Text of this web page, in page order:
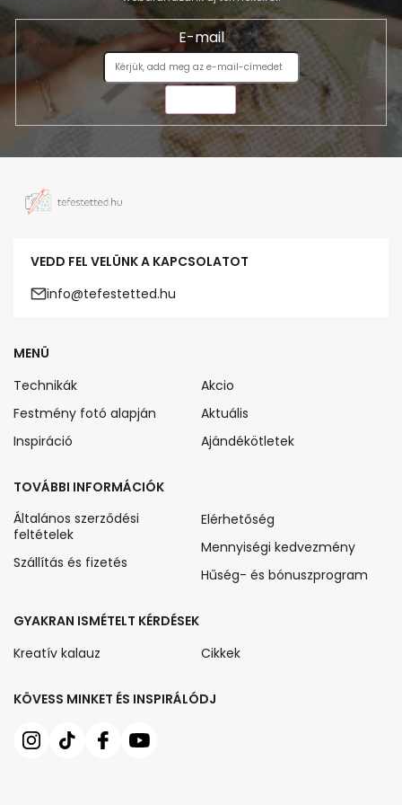
E-mail
VEDD FEL VELÜNK A KAPCSOLATOT
info@tefestetted.hu
KÖVESS MINKET ÉS INSPIRÁLÓDJ
MENÜ
Technikák
Festmény fotó alapján
Inspiráció
Akcio
Aktuális
Ajándékötletek
TOVÁBBI INFORMÁCIÓK
Általános szerződési
feltételek
Szállítás és fizetés
Elérhetőség
Mennyiségi kedvezmény
Hűség- és bónuszprogram
GYAKRAN ISMÉTELT KÉRDÉSEK
Kreatív kalauz
Cikkek